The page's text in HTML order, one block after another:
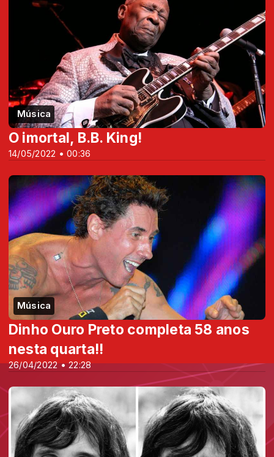
Música
14/05/2022 • 00:36
O imortal, B.B. King!
Música
26/04/2022 • 22:28
Dinho Ouro Preto completa 58 anos
nesta quarta!!